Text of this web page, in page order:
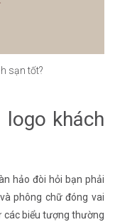
sạn tốt?
khách
hảo đòi hỏi bạn phải
phông chữ đóng vai
biểu tượng thường